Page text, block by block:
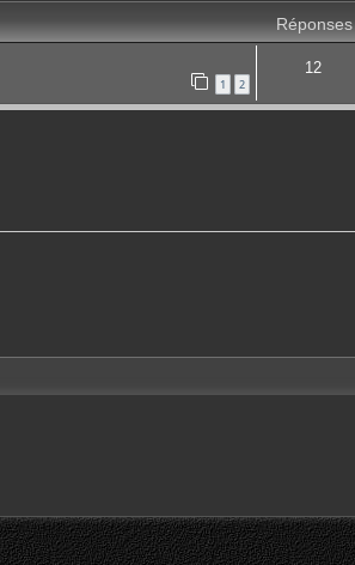
Réponses
1 2
12